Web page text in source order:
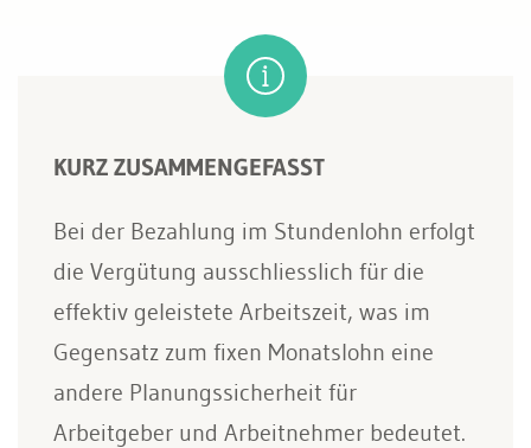
KURZ ZUSAMMENGEFASST
Bei der Bezahlung im Stundenlohn erfolgt
die Vergütung ausschliesslich für die
effektiv geleistete Arbeitszeit, was im
Gegensatz zum fixen Monatslohn eine
andere Planungssicherheit für
Arbeitgeber und Arbeitnehmer bedeutet.